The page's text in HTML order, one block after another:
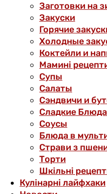
Заготовки на
Закуски
Горячие
Холодные
Коктейли и
Мамині
Супы
Салаты
Сэндвичи и
Сладкие
Соусы
Блюда в
Страви з
Торти
Шкільні
Кулінарні лайфхаки